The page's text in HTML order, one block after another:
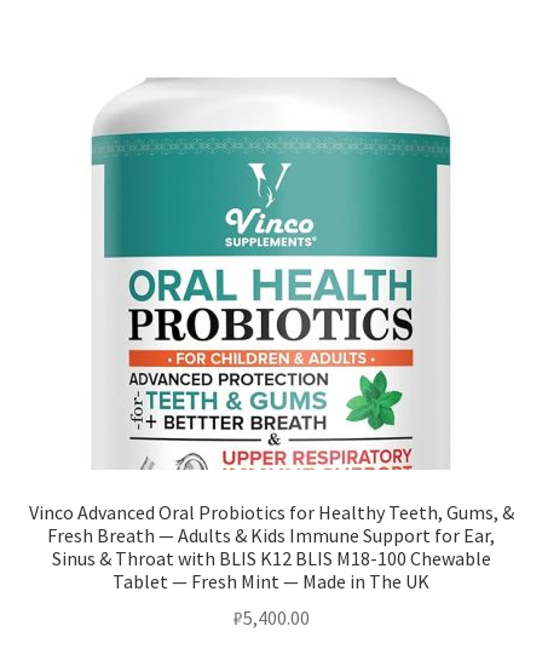
Vinco Advanced Oral Probiotics for Healthy Teeth, Gums, &
Fresh Breath — Adults & Kids Immune Support for Ear,
Sinus & Throat with BLIS K12 BLIS M18-100 Chewable
Tablet — Fresh Mint — Made in The UK
₽5,400.00